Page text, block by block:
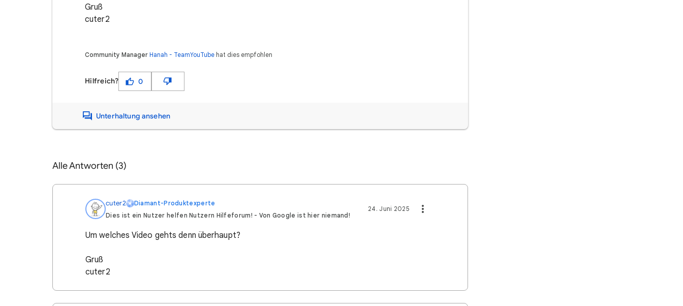
Gruß
cuter2
Community Manager Hanah - TeamYouTube hat dies empfohlen
Hilfreich? 0
Unterhaltung ansehen
Alle Antworten (3)
cuter2
Diamant-Produktexperte
Dies ist ein Nutzer helfen Nutzern Hilfeforum! - Von Google ist hier niemand!
24. Juni 2025
Um welches Video gehts denn überhaupt?
Gruß
cuter2